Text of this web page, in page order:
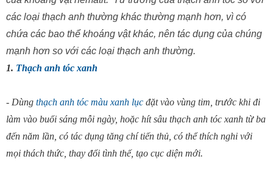
các loại thạch anh thường khác thường mạnh hơn, vì có
chứa các bao thể khoáng vật khác, nên tác dụng của chúng
mạnh hơn so với các loại thạch anh thường.
1. Thạch anh tóc xanh
- Dùng thạch anh tóc màu xanh lục đặt vào vùng tim, trước khi đi
làm vào buổi sáng mỗi ngày, hoặc hít sâu thạch anh tóc xanh từ ba
đến năm lần, có tác dụng tăng chí tiến thủ, có thể thích nghi với
mọi thách thức, thay đổi tình thế, tạo cục diện mới.